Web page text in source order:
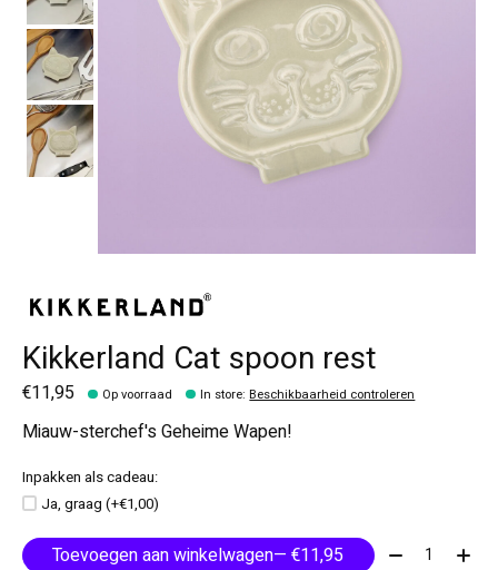
Kikkerland Cat spoon rest
€11,95 Op voorraad In store:Beschikbaarheid controleren
Miauw-sterchef's Geheime Wapen!
Inpakken als cadeau:
Ja, graag (+€1,00)
Toevoegen aan winkelwagen — €11,95 Aantal: